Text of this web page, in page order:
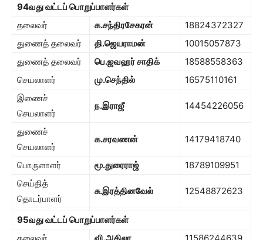
94வது வட்டப் பொறுப்பாளர்கள்
தலைவர்
க.சந்திரசேகரன்
18824372327
துணைத் தலைவர்
தி.ஜெயராமன்
10015057873
துணைத் தலைவர்
பெ.ஜவஹர் சாதிக்
18588558363
செயலாளர்
மு.செந்தில்
16575110161
இணைச்
செயலாளர்
ந.இராஜீ 14454226056
துணைச்
செயலாளர்
க.சரவணன் 14179418740
பொருளாளர் மூ.துரைராஜ்
18789109951
செய்தித்
தொடர்பாளர்
சு.இரத்தினவேல் 12548872623
95வது வட்டப் பொறுப்பாளர்கள்